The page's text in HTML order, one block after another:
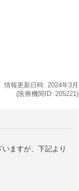
情報更新日時: 2024年3月
(医療機関ID: 205221)
ますが、下記より